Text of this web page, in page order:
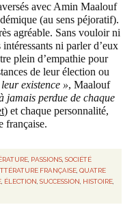
avec Amin Maalouf
(au sens péjoratif).
agréable. Sans vouloir ni
ni parler d’eux
plein d’empathie pour
de leur élection ou
existence », Maalouf
jamais perdue de chaque
) et chaque personnalité,
française.
, PASSIONS, SOCIÉTÉ
FRANÇAISE ,QUATRE
ÉLECTION ,SUCCESSION HISTOIRE